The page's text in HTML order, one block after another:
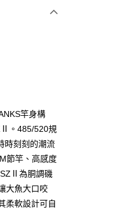
銀行
銀行
竿身構
。485/520規
時刻刻的潮流
節竿、高感度
SZⅡ為胴調磯
大魚大口咬
柔軟設計可自